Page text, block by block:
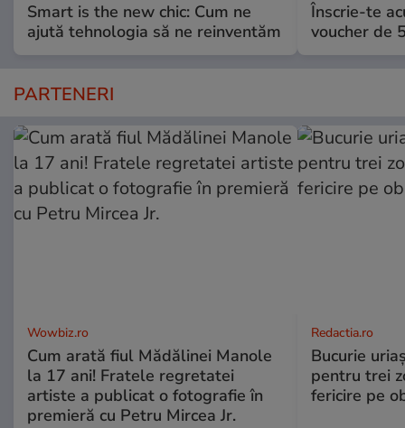
Smart is the new chic: Cum ne
ajută tehnologia să ne reinventăm
Înscrie-te
voucher de
PARTENERI
Wowbiz.ro
Cum arată fiul Mădălinei Manole
la 17 ani! Fratele regretatei
artiste a publicat o fotografie în
premieră cu Petru Mircea Jr.
Redactia.ro
Bucurie
pentru trei
fericire pe